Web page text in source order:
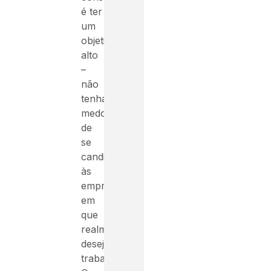
é ter
um
objetivo
alto
–
não
tenha
medo
de
se
candidatar
às
empresas
em
que
realmente
deseja
trabalhar.